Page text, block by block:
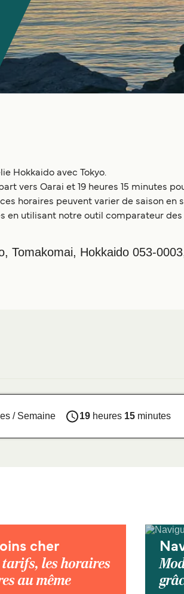
Hokkaido avec Tokyo.
vers Oarai et 19 heures 15 minutes
horaires peuvent varier de saison en
en utilisant notre outil comparateur des
Tomakomai, Hokkaido 053-
/ Semaine 19heures 15minutes
cher
tarifs, les horaires
au même